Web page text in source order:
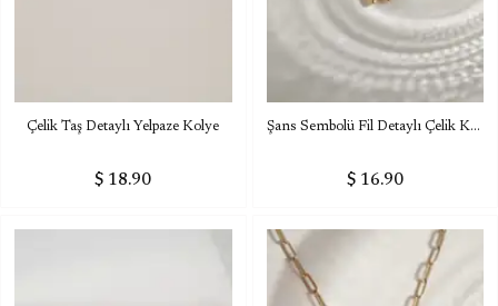
Çelik Taş Detaylı Yelpaze Kolye
$ 18.90
Şans Sembolü Fil Detaylı Çelik Kolye
$ 16.90